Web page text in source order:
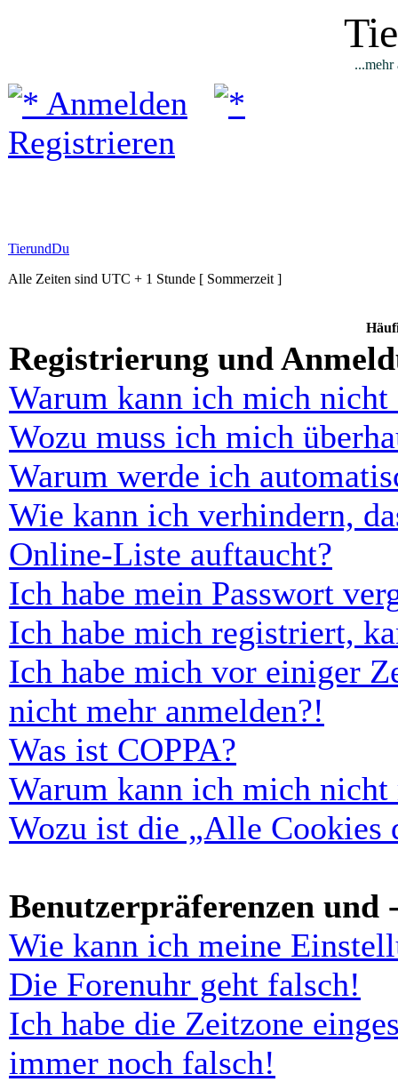
...mehr
Anmelden
Registrieren
TierundDu
Alle Zeiten sind UTC + 1 Stunde [ Sommerzeit ]
Registrierung und
Warum kann ich mich nicht
Wozu muss ich mich
Warum werde ich
Wie kann ich verhindern,
Online-Liste auftaucht?
Ich habe mein Passwort
Ich habe mich registriert,
Ich habe mich vor einiger
nicht mehr anmelden?!
Was ist COPPA?
Warum kann ich mich nicht
Wozu ist die „Alle Cookies
Benutzerpräferenzen und
Wie kann ich meine
Die Forenuhr geht falsch!
Ich habe die Zeitzone
immer noch falsch!